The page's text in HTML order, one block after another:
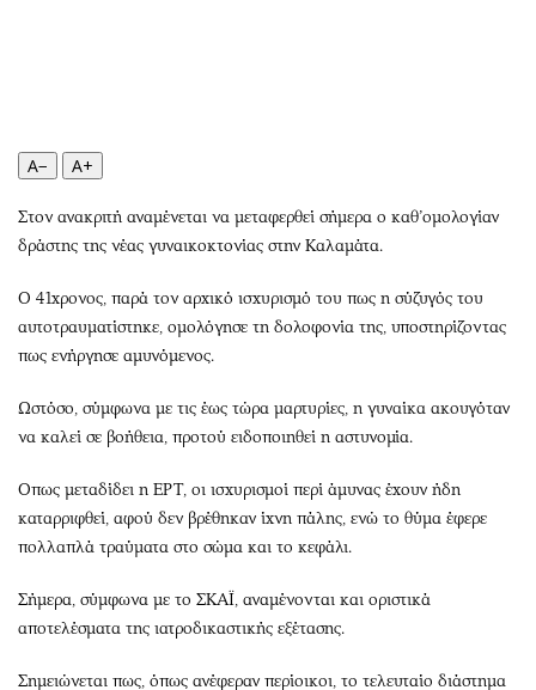
Σινεμά
Θέατρο-Χορός
Μουσική
Βιβλίο
Χειρόγραφα
Podcasts
Uncut
Προσωπικότητες στην ''Κ''
A− A+
Στον ανακριτή αναμένεται να μεταφερθεί σήμερα ο καθ’ομολογίαν
δράστης της νέας γυναικοκτονίας στην Καλαμάτα.
Ο 41χρονος, παρά τον αρχικό ισχυρισμό του πως η σύζυγός του
αυτοτραυματίστηκε, ομολόγησε τη δολοφονία της, υποστηρίζοντας
πως ενήργησε αμυνόμενος.
Ωστόσο, σύμφωνα με τις έως τώρα μαρτυρίες, η γυναίκα ακουγόταν
να καλεί σε βοήθεια, προτού ειδοποιηθεί η αστυνομία.
Οπως μεταδίδει η ΕΡΤ, οι ισχυρισμοί περί άμυνας έχουν ήδη
καταρριφθεί, αφού δεν βρέθηκαν ίχνη πάλης, ενώ το θύμα έφερε
πολλαπλά τραύματα στο σώμα και το κεφάλι.
Σήμερα, σύμφωνα με το ΣΚΑΪ, αναμένονται και οριστικά
αποτελέσματα της ιατροδικαστικής εξέτασης.
Σημειώνεται πως, όπως ανέφεραν περίοικοι, το τελευταίο διάστημα